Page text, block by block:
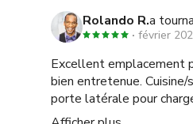
Rolando R.a
février
Excellent emplacement
bien entretenue.
porte latérale pour
à d'autres.